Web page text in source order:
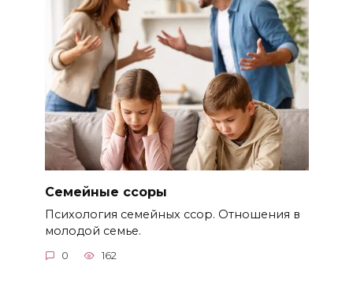
Семейные ссоры
Психология семейных ссор. Отношения в
молодой семье.
0 162